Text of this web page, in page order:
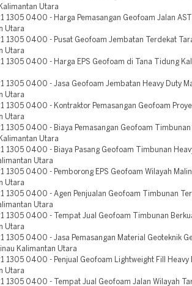
Utara
1305 0400 - Harga Pemasangan Geofoam Jalan
Utara
1305 0400 - Pusat Geofoam Jembatan Terdekat
Utara
1305 0400 - Harga EPS Geofoam di Tana Tidung
1305 0400 - Jasa Geofoam Jembatan Heavy Duty
Utara
1305 0400 - Kontraktor Pemasangan Geofoam
Utara
1305 0400 - Biaya Pemasangan Geofoam Timbunan
Utara
1305 0400 - Biaya Pasang Geofoam Timbunan
Utara
1305 0400 - Pemborong EPS Geofoam Wilayah
Utara
1305 0400 - Agen Penjualan Geofoam Timbunan
Utara
1305 0400 - Tempat Jual Geofoam Timbunan
Utara
1305 0400 - Jasa Pemasangan Material Geoteknik
Kalimantan Utara
1305 0400 - Penjual Geofoam Lightweight Fill Heavy
Utara
1305 0400 - Tempat Jual Geofoam Jalan Wilayah